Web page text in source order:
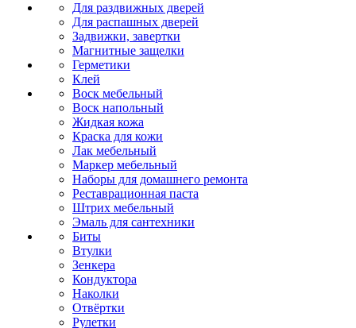
Для раздвижных дверей
Для распашных дверей
Задвижки, завертки
Магнитные защелки
Герметики
Клей
Воск мебельный
Воск напольный
Жидкая кожа
Краска для кожи
Лак мебельный
Маркер мебельный
Наборы для домашнего ремонта
Реставрационная паста
Штрих мебельный
Эмаль для сантехники
Биты
Втулки
Зенкера
Кондуктора
Наколки
Отвёртки
Рулетки